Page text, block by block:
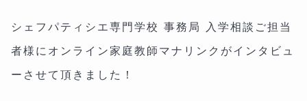
シェフパティシエ専門学校 事務局 入学相談ご担当
者様にオンライン家庭教師マナリンクがインタビュ
ーさせて頂きました！